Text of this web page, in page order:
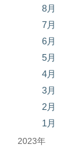
8月
7月
6月
5月
4月
3月
2月
1月
2023年